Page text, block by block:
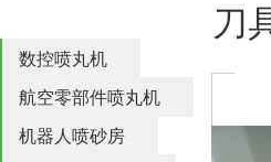
数控喷丸机
航空零部件喷丸机
机器人喷砂房
刀